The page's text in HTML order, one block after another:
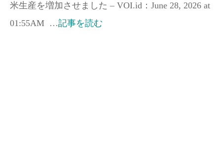
米生産を増加させました – VOI.id：June 28, 2026 at
01:55AM …記事を読む